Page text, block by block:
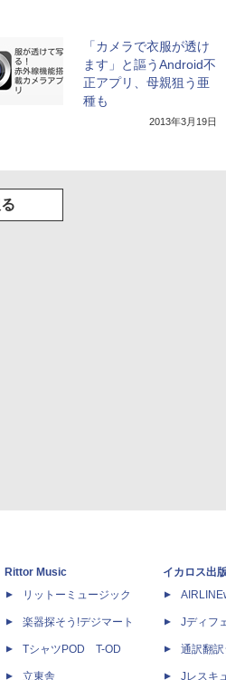
「カメラで衣服が透け
ます」と謳うAndroid不
正アプリ、母親狙う亜
種も
2013年3月19日
Rittor Music
リットーミュージック
楽器探そう!デジマート
TシャツPOD T-OD
立東舎
イカロス出
Jディフ
通訳翻
Jレスキ